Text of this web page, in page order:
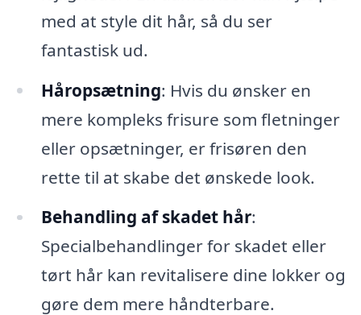
med at style dit hår, så du ser
fantastisk ud.
Håropsætning: Hvis du ønsker en
mere kompleks frisure som fletninger
eller opsætninger, er frisøren den
rette til at skabe det ønskede look.
Behandling af skadet hår:
Specialbehandlinger for skadet eller
tørt hår kan revitalisere dine lokker og
gøre dem mere håndterbare.